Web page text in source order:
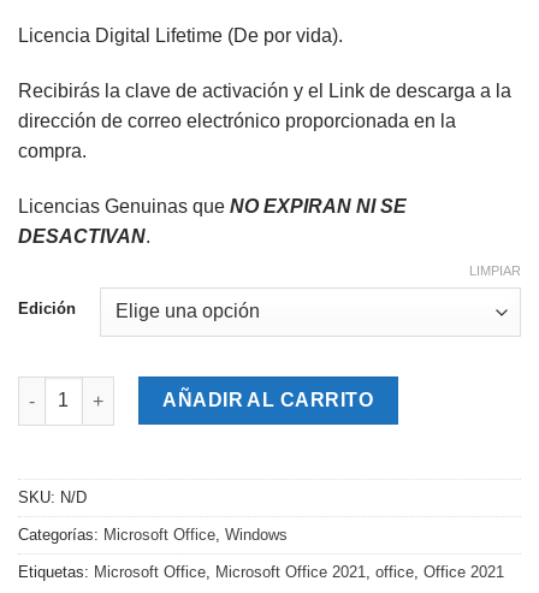
Licencia Digital Lifetime (De por vida).
Recibirás la clave de activación y el Link de descarga a la
dirección de correo electrónico proporcionada en la
compra.
Licencias Genuinas que NO EXPIRAN NI SE
DESACTIVAN.
Edición
LIMPIAR
Microsoft Office 2021 Profesional Plus cantidad
AÑADIR AL CARRITO
SKU: N/D
Categorías: Microsoft Office, Windows
Etiquetas: Microsoft Office, Microsoft Office 2021, office, Office 2021